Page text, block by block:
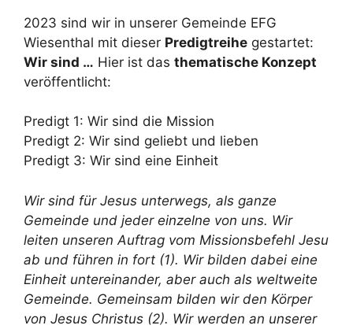
2023 sind wir in unserer Gemeinde EFG
Wiesenthal mit dieser Predigtreihe gestartet:
Wir sind … Hier ist das thematische Konzept
veröffentlicht:
Predigt 1: Wir sind die Mission
Predigt 2: Wir sind geliebt und lieben
Predigt 3: Wir sind eine Einheit
Wir sind für Jesus unterwegs, als ganze
Gemeinde und jeder einzelne von uns. Wir
leiten unseren Auftrag vom Missionsbefehl Jesu
ab und führen in fort (1). Wir bilden dabei eine
Einheit untereinander, aber auch als weltweite
Gemeinde. Gemeinsam bilden wir den Körper
von Jesus Christus (2). Wir werden an unserer